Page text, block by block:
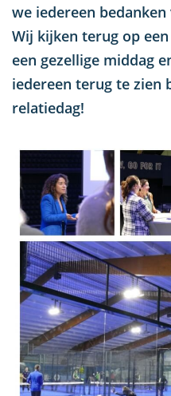
we iedereen
Wij kijken terug op
een gezellige middag
iedereen terug te zien
relatiedag!